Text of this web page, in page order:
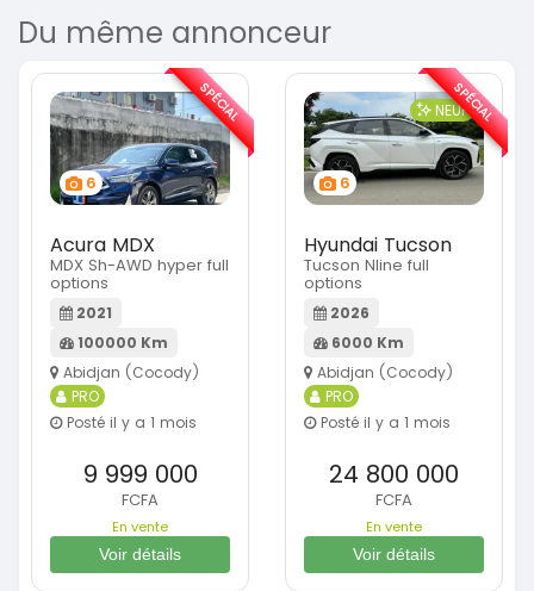
Du même annonceur
6
Acura MDX
MDX Sh-AWD hyper full
options
2021
100000 Km
Abidjan (Cocody)
PRO
Posté il y a 1 mois
9 999 000
FCFA
En vente
Voir détails
SPÉCIAL
6
NEUF
Hyundai Tucson
Tucson Nline full
options
2026
6000 Km
Abidjan (Cocody)
PRO
Posté il y a 1 mois
24 800 000
FCFA
En vente
Voir détails
SPÉCIAL